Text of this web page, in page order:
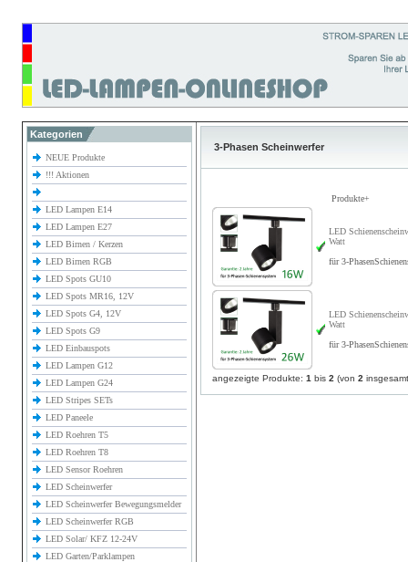
Kategorien
NEUE Produkte
!!! Aktionen
LED Lampen E14
LED Lampen E27
LED Birnen / Kerzen
LED Birnen RGB
LED Spots GU10
LED Spots MR16, 12V
LED Spots G4, 12V
LED Spots G9
LED Einbauspots
LED Lampen G12
LED Lampen G24
LED Stripes SETs
LED Paneele
LED Roehren T5
LED Roehren T8
LED Sensor Roehren
LED Scheinwerfer
LED Scheinwerfer Bewegungsmelder
LED Scheinwerfer RGB
LED Solar/ KFZ 12-24V
LED Garten/Parklampen
3-Phasen Scheinwerfer
Produkte+
LED
Watt
für 3-
LED
Watt
für 3-
angezeigte Produkte: 1 bis 2 (von 2